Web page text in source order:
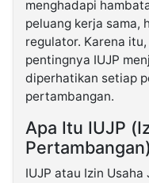
menghadapi
peluang kerja sama,
regulator. Karena
pentingnya IUJP
diperhatikan setiap
pertambangan.
Apa Itu IUJP
IUJP atau Izin